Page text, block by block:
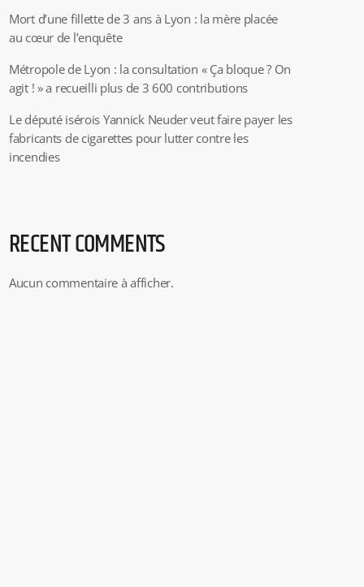
Mort d’une fillette de 3 ans à Lyon : la mère placée
au cœur de l’enquête
Métropole de Lyon : la consultation « Ça bloque ? On
agit ! » a recueilli plus de 3 600 contributions
Le député isérois Yannick Neuder veut faire payer les
fabricants de cigarettes pour lutter contre les
incendies
RECENT COMMENTS
Aucun commentaire à afficher.